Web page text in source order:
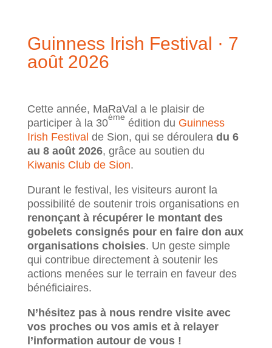
Guinness Irish Festival · 7
août 2026
Cette année, MaRaVal a le plaisir de
participer à la 30ème édition du Guinness
Irish Festival de Sion, qui se déroulera du 6
au 8 août 2026, grâce au soutien du
Kiwanis Club de Sion.
Durant le festival, les visiteurs auront la
possibilité de soutenir trois organisations en
renonçant à récupérer le montant des
gobelets consignés pour en faire don aux
organisations choisies. Un geste simple
qui contribue directement à soutenir les
actions menées sur le terrain en faveur des
bénéficiaires.
N’hésitez pas à nous rendre visite avec
vos proches ou vos amis et à relayer
l’information autour de vous !